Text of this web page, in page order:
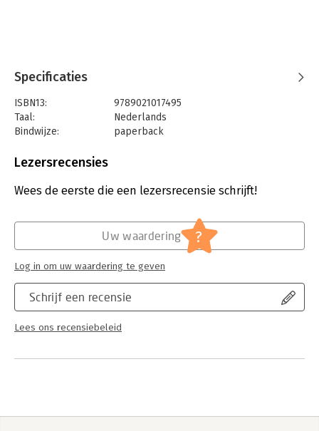
Specificaties
ISBN13:
9789021017495
Taal:
Nederlands
Bindwijze:
paperback
Uitgever:
Verschijningsdatum:
17-2-2018
Lezersrecensies
Wees de eerste die een lezersrecensie schrijft!
Schrijf een recensie
Lees ons recensiebeleid
Uw waardering ?
Log in om uw waardering te geven